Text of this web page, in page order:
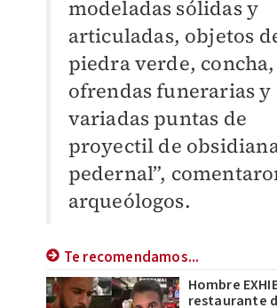
modeladas sólidas y
articuladas, objetos
piedra verde, concha,
ofrendas funerarias y
variadas puntas de
proyectil de
pedernal”,
arqueólogos.
Te recomendamos...
Hombre
restaurante